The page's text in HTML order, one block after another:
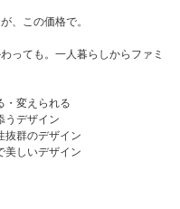
、この価格で。
っても。一人暮らしからファミ
・変えられる
うデザイン
抜群のデザイン
美しいデザイン